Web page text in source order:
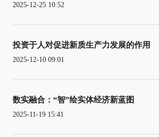
2025-12-25 10:52
投资于人对促进新质生产力发展的作用
2025-12-10 09:01
数实融合：“智”绘实体经济新蓝图
2025-11-19 15:41